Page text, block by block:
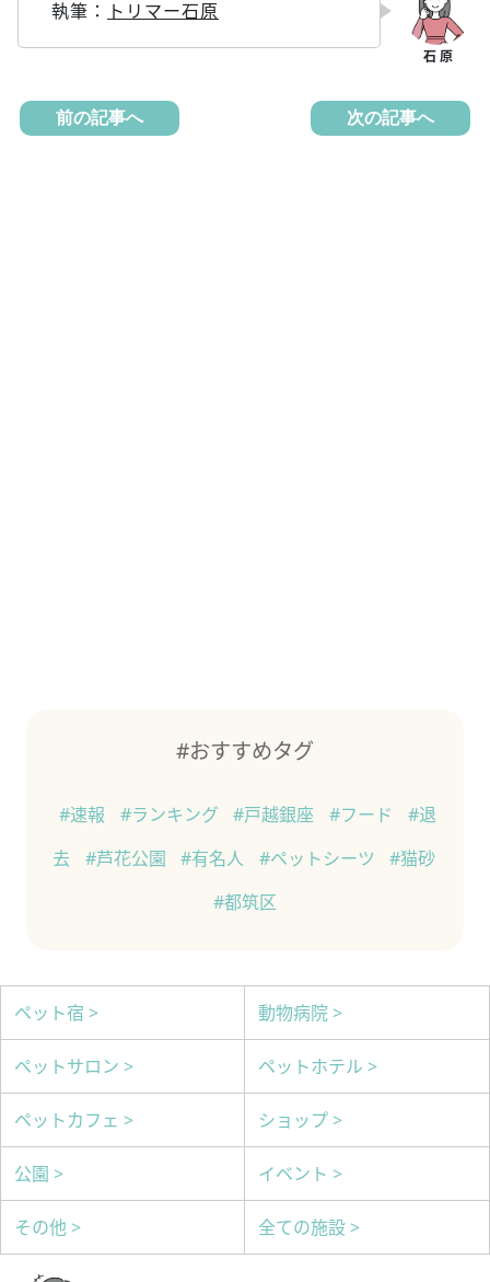
執筆： トリマー石原
前の記事へ 次の記事へ
#おすすめタグ
#速報 #ランキング #戸越銀座 #フード
#退
去
#芦花公園 #有名人 #ペットシーツ
#猫砂
#都筑区
ペット宿 > 動物病院 >
ペットサロン > ペットホテル >
ペットカフェ > ショップ >
公園 > イベント >
その他 > 全ての施設 >